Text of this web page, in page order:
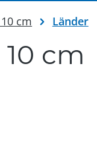
cm Länder
cm